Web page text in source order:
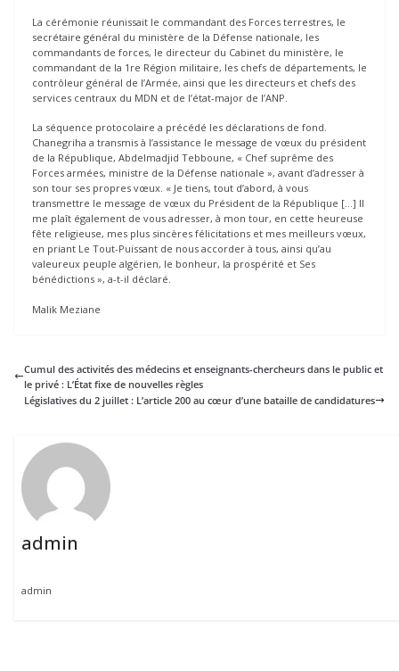
La cérémonie réunissait le commandant des Forces terrestres, le
secrétaire général du ministère de la Défense nationale, les
commandants de forces, le directeur du Cabinet du ministère, le
commandant de la 1re Région militaire, les chefs de départements, le
contrôleur général de l’Armée, ainsi que les directeurs et chefs des
services centraux du MDN et de l’état-major de l’ANP.
La séquence protocolaire a précédé les déclarations de fond.
Chanegriha a transmis à l’assistance le message de vœux du président
de la République, Abdelmadjid Tebboune, « Chef suprême des
Forces armées, ministre de la Défense nationale », avant d’adresser à
son tour ses propres vœux. « Je tiens, tout d’abord, à vous
transmettre le message de vœux du Président de la République […] Il
me plaît également de vous adresser, à mon tour, en cette heureuse
fête religieuse, mes plus sincères félicitations et mes meilleurs vœux,
en priant Le Tout-Puissant de nous accorder à tous, ainsi qu’au
valeureux peuple algérien, le bonheur, la prospérité et Ses
bénédictions », a-t-il déclaré.
Malik Meziane
Cumul des activités des médecins et enseignants-chercheurs dans le public et
le privé : L’État fixe de nouvelles règles
Législatives du 2 juillet : L’article 200 au cœur d’une bataille de candidatures
admin
admin